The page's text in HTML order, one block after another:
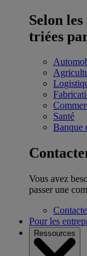
Selon
triées
Santé
Banque
Vous avez
passer une
Pour les
Ressources